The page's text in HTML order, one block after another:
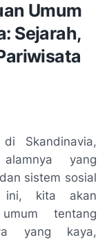
Umum
Sejarah,
Skandinavia,
yang
sistem sosial
ini, kita akan
umum tentang
yang kaya,